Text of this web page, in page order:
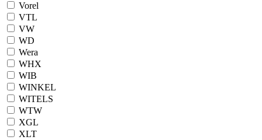
Vorel
VTL
VW
WD
Wera
WHX
WIB
WINKEL
WITELS
WTW
XGL
XLT